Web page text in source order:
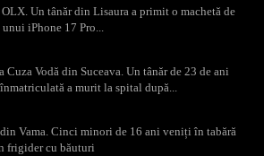
Un tânăr din Lisaura a primit o machetă de
iPhone 17 Pro...
Cuza Vodă din Suceava. Un tânăr de 23 de ani
a murit la spital după...
Vama. Cinci minori de 16 ani veniți în tabără
frigider cu băuturi